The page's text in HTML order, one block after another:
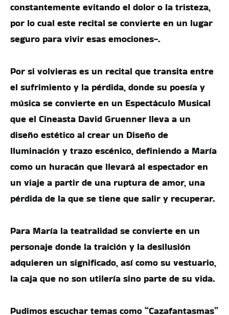
constantemente evitando el dolor o la tristeza,
por lo cual este recital se convierte en un lugar
seguro para vivir esas emociones-.
Por si volvieras es un recital que transita entre
el sufrimiento y la pérdida, donde su poesía y
música se convierte en un Espectáculo Musical
que el Cineasta David Gruenner lleva a un
diseño estético al crear un Diseño de
Iluminación y trazo escénico, definiendo a María
como un huracán que llevará al espectador en
un viaje a partir de una ruptura de amor, una
pérdida de la que se tiene que salir y recuperar.
Para María la teatralidad se convierte en un
personaje donde la traición y la desilusión
adquieren un significado, así como su vestuario,
la caja que no son utilería sino parte de su vida.
Pudimos escuchar temas como “Cazafantasmas”